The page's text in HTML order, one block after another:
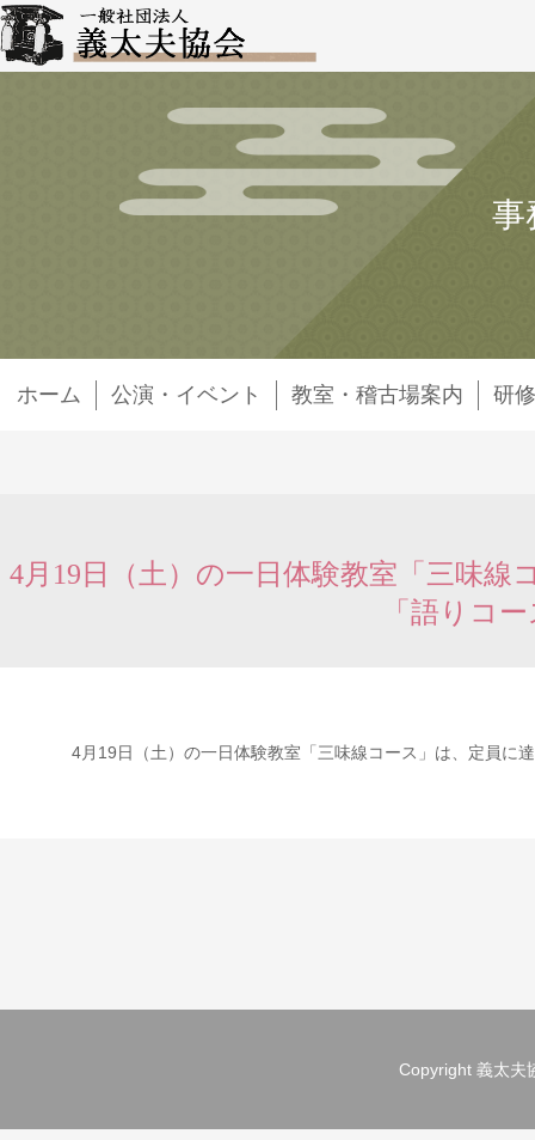
事
ホーム 公演・イベント 教室・稽古場案内 研
4月19日（土）の一日体験教室「三味
「語りコ
4月19日（土）の一日体験教室「三味線コース」は、定員に
Copyright 義太夫